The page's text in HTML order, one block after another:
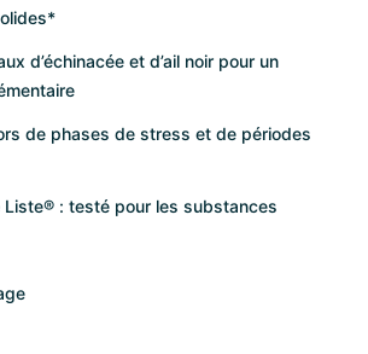
d’échinacée et d’ail noir pour un
de phases de stress et de périodes
Liste® : testé pour les substances